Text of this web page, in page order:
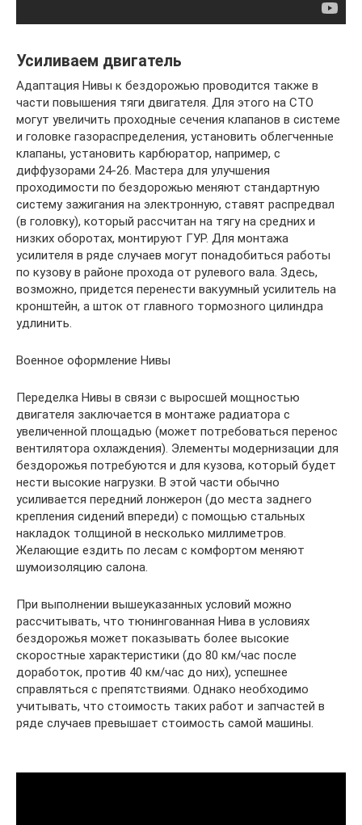
Усиливаем двигатель
Адаптация Нивы к бездорожью проводится также в
части повышения тяги двигателя. Для этого на СТО
могут увеличить проходные сечения клапанов в системе
и головке газораспределения, установить облегченные
клапаны, установить карбюратор, например, с
диффузорами 24-26. Мастера для улучшения
проходимости по бездорожью меняют стандартную
систему зажигания на электронную, ставят распредвал
(в головку), который рассчитан на тягу на средних и
низких оборотах, монтируют ГУР. Для монтажа
усилителя в ряде случаев могут понадобиться работы
по кузову в районе прохода от рулевого вала. Здесь,
возможно, придется перенести вакуумный усилитель на
кронштейн, а шток от главного тормозного цилиндра
удлинить.
Военное оформление Нивы
Переделка Нивы в связи с выросшей мощностью
двигателя заключается в монтаже радиатора с
увеличенной площадью (может потребоваться перенос
вентилятора охлаждения). Элементы модернизации для
бездорожья потребуются и для кузова, который будет
нести высокие нагрузки. В этой части обычно
усиливается передний лонжерон (до места заднего
крепления сидений впереди) с помощью стальных
накладок толщиной в несколько миллиметров.
Желающие ездить по лесам с комфортом меняют
шумоизоляцию салона.
При выполнении вышеуказанных условий можно
рассчитывать, что тюнингованная Нива в условиях
бездорожья может показывать более высокие
скоростные характеристики (до 80 км/час после
доработок, против 40 км/час до них), успешнее
справляться с препятствиями. Однако необходимо
учитывать, что стоимость таких работ и запчастей в
ряде случаев превышает стоимость самой машины.